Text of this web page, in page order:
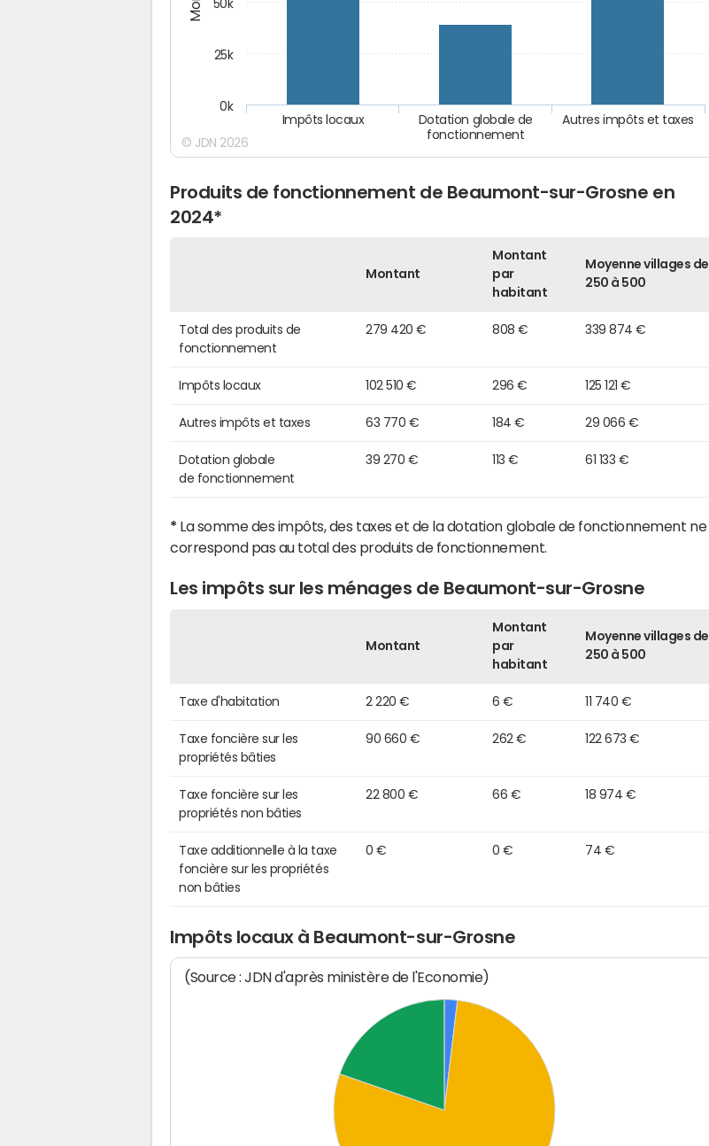
Autres impôts et taxes
Dotation globale de
fonctionnement
Impôts locaux
0k
25k
50k
© JDN 2026
Produits de fonctionnement de Beaumont-sur-Grosne en
2024*
Montant
Montant
par
habitant
Moyenne villages de
250 à 500
Total des produits de
fonctionnement
279 420 € 808 € 339 874 €
Impôts locaux 102 510 € 296 € 125 121 €
Autres impôts et taxes 63 770 € 184 € 29 066 €
Dotation globale
de fonctionnement
39 270 € 113 € 61 133 €
* La somme des impôts, des taxes et de la dotation globale de fonctionnement ne
correspond pas au total des produits de fonctionnement.
Les impôts sur les ménages de Beaumont-sur-Grosne
Montant
Montant
par
habitant
Moyenne villages de
250 à 500
Taxe d'habitation 2 220 € 6 € 11 740 €
Taxe foncière sur les
propriétés bâties
90 660 € 262 € 122 673 €
Taxe foncière sur les
propriétés non bâties
22 800 € 66 € 18 974 €
Taxe additionnelle à la taxe
foncière sur les propriétés
non bâties
0 € 0 € 74 €
Impôts locaux à Beaumont-sur-Grosne
(Source : JDN d'après ministère de l'Economie)